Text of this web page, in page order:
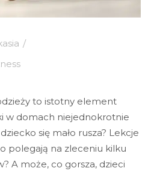
to istotny element
w domach niejednokrotnie
się mało rusza? Lekcje
polegają na zleceniu kilku
A może, co gorsza, dzieci